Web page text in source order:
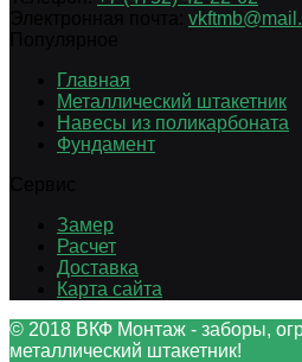
Главная
Металлический штакетник
Навесы из поликарбоната
Фундамент
Замер
Расчет
Доставка
Карта сайта
© 2018 ВКФ Монтаж - заборы,
металлический штакетник!